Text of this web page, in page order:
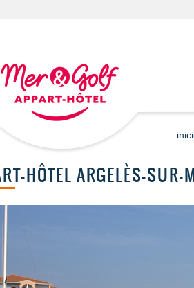
HÔTEL ARGELÈS-SUR-